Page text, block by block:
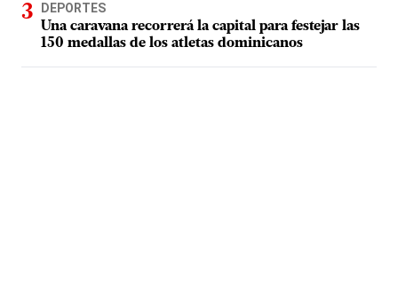
DEPORTES
Una caravana recorrerá la capital para festejar las
150 medallas de los atletas dominicanos